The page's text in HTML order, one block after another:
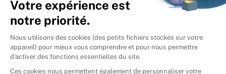
🇪🇸Espagne
🇩🇪Allemagne
🇮🇹 Italie